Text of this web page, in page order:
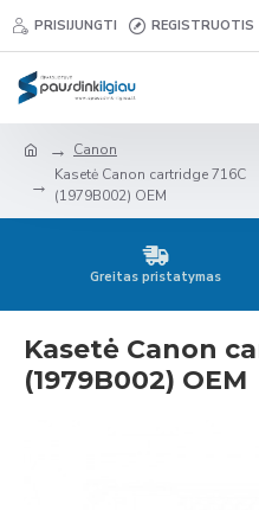
PRISIJUNGTI REGISTRUOTIS
Canon
Kasetė Canon cartridge 716C
(1979B002) OEM
Greitas pristatymas
Kasetė Canon
(1979B002) OEM